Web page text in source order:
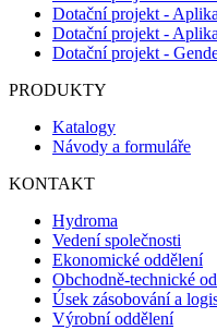
Dotační projekt -
Dotační projekt -
Dotační projekt -
PRODUKTY
Katalogy
Návody a formuláře
KONTAKT
Hydroma
Vedení společnosti
Ekonomické oddělení
Obchodně-technické
Úsek zásobování a
Výrobní oddělení